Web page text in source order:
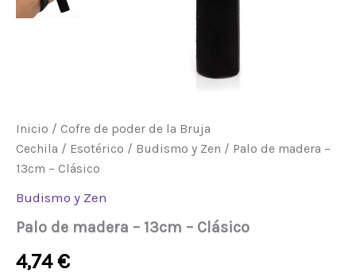
Inicio / Cofre de poder de la Bruja
Cechila / Esotérico / Budismo y Zen / Palo de madera –
13cm – Clásico
Budismo y Zen
Palo de madera – 13cm – Clásico
4,74€